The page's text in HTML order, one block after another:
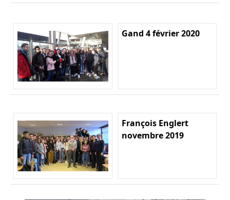
Gand 4 février 2020
François Englert
novembre 2019